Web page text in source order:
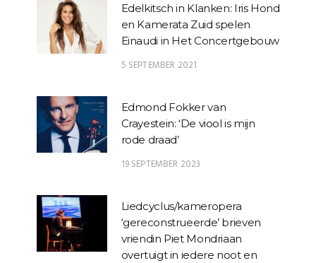
Edelkitsch in Klanken: Iris Hond
en Kamerata Zuid spelen
Einaudi in Het Concertgebouw
5 SEPTEMBER 2021
Edmond Fokker van
Crayestein: ‘De viool is mijn
rode draad’
19 SEPTEMBER 2023
Liedcyclus/kameropera
‘gereconstrueerde’ brieven
vriendin Piet Mondriaan
overtuigt in iedere noot en